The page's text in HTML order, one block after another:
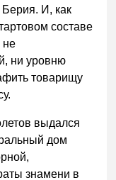
И, как
составе
не
ни уровню
товарищу
выдался
дом
знамени в